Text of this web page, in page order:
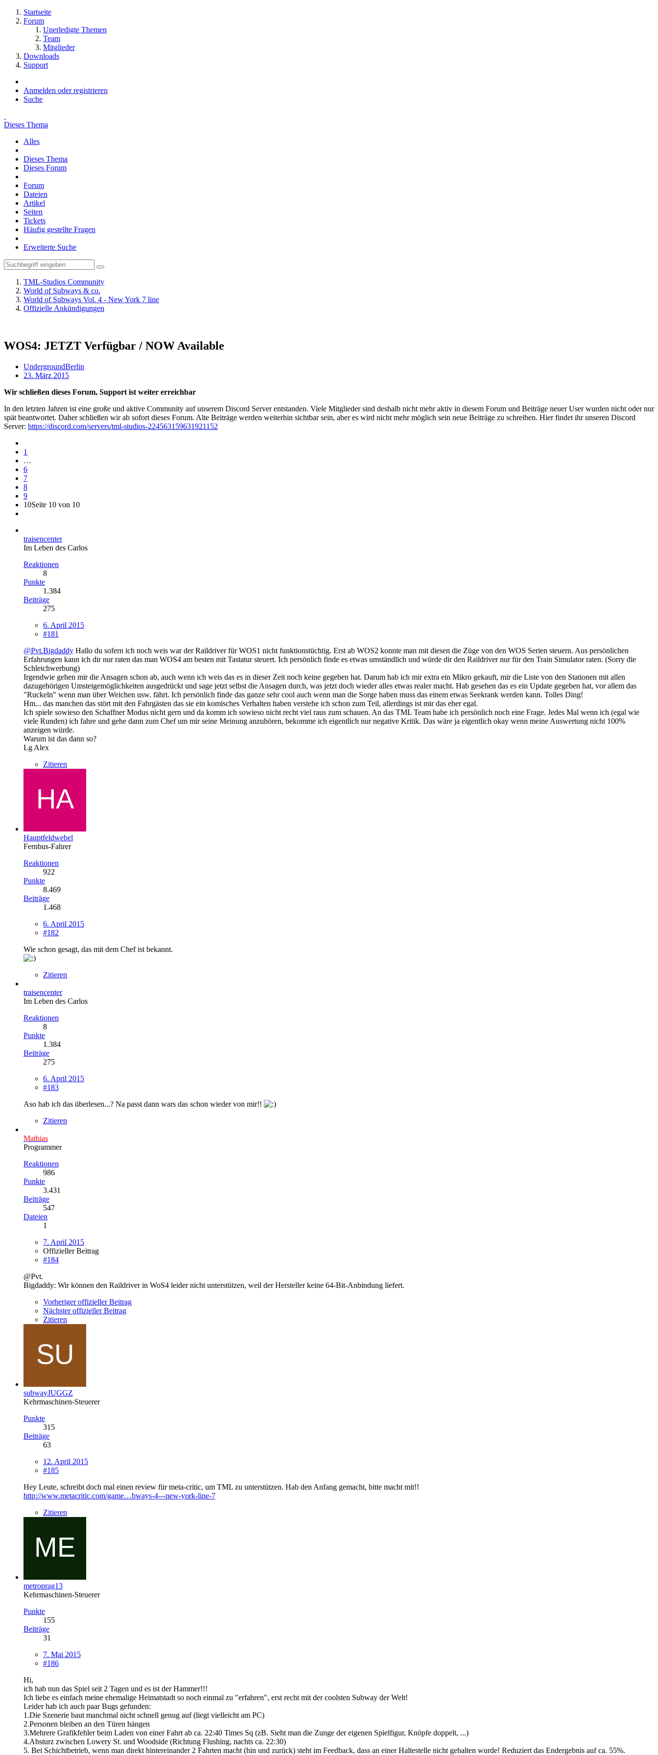
Startseite
Forum
Unerledigte Themen
Team
Mitglieder
Downloads
Support
Anmelden oder registrieren
Suche
Dieses Thema
Alles
Dieses Thema
Dieses Forum
Forum
Dateien
Artikel
Seiten
Tickets
Häufig gestellte Fragen
Erweiterte Suche
TML-Studios Community
World of Subways & co.
World of Subways Vol. 4 - New York 7 line
Offizielle Ankündigungen
WOS4: JETZT Verfügbar / NOW Available
UndergroundBerlin
23. März 2015
Wir schließen dieses Forum, Support ist weiter erreichbar
In den letzten Jahren ist eine große und aktive Community auf unserem Discord Server entstanden. Viele Mitglieder sind deshalb nicht mehr aktiv in diesem Forum und Beiträge neuer User wurden nicht oder nur
spät beantwortet. Daher schließen wir ab sofort dieses Forum. Alte Beiträge werden weiterhin sichtbar sein, aber es wird nicht mehr möglich sein neue Beiträge zu schreiben. Hier findet ihr unseren Discord
Server: https://discord.com/servers/tml-studios-224563159631921152
1
…
6
7
8
9
10Seite 10 von 10
traisencenter
Im Leben des Carlos
Reaktionen
8
Punkte
1.384
Beiträge
275
6. April 2015
#181
@Pvt.Bigdaddy Hallo du sofern ich noch weis war der Raildriver für WOS1 nicht funktionstüchtig. Erst ab WOS2 konnte man mit diesen die Züge von den WOS Serien steuern. Aus persönlichen
Erfahrungen kann ich dir nur raten das man WOS4 am besten mit Tastatur steuert. Ich persönlich finde es etwas umständlich und würde dir den Raildriver nur für den Train Simulator raten. (Sorry die
Schleichwerbung)
Irgendwie gehen mir die Ansagen schon ab, auch wenn ich weis das es in dieser Zeit noch keine gegeben hat. Darum hab ich mir extra ein Mikro gekauft, mir die Liste von den Stationen mit allen
dazugehörigen Umsteigemöglichkeiten ausgedrückt und sage jetzt selbst die Ansagen durch, was jetzt doch wieder alles etwas realer macht. Hab gesehen das es ein Update gegeben hat, vor allem das
"Ruckeln" wenn man über Weichen usw. fährt. Ich persönlich finde das ganze sehr cool auch wenn man die Sorge haben muss das einem etwas Seekrank werden kann. Tolles Ding!
Hm... das manchen das stört mit den Fahrgästen das sie ein komisches Verhalten haben verstehe ich schon zum Teil, allerdings ist mir das eher egal.
Ich spiele sowieso den Schaffner Modus nicht gern und da komm ich sowieso nicht recht viel raus zum schauen. An das TML Team habe ich persönlich noch eine Frage. Jedes Mal wenn ich (egal wie
viele Runden) ich fahre und gehe dann zum Chef um mir seine Meinung anzuhören, bekomme ich eigentlich nur negative Kritik. Das wäre ja eigentlich okay wenn meine Auswertung nicht 100%
anzeigen würde.
Warum ist das dann so?
Lg Alex
Zitieren
Hauptfeldwebel
Fernbus-Fahrer
Reaktionen
922
Punkte
8.469
Beiträge
1.468
6. April 2015
#182
Wie schon gesagt, das mit dem Chef ist bekannt.
Zitieren
traisencenter
Im Leben des Carlos
Reaktionen
8
Punkte
1.384
Beiträge
275
6. April 2015
#183
Aso hab ich das überlesen...? Na passt dann wars das schon wieder von mir!!
Zitieren
Mathias
Programmer
Reaktionen
986
Punkte
3.431
Beiträge
547
Dateien
1
7. April 2015
Offizieller Beitrag
#184
@Pvt.
Bigdaddy: Wir können den Raildriver in WoS4 leider nicht unterstützen, weil der Hersteller keine 64-Bit-Anbindung liefert.
Vorheriger offizieller Beitrag
Nächster offizieller Beitrag
Zitieren
subwayJUGGZ
Kehrmaschinen-Steuerer
Punkte
315
Beiträge
63
12. April 2015
#185
Hey Leute, schreibt doch mal einen review für meta-critic, um TML zu unterstützen. Hab den Anfang gemacht, bitte macht mit!!
http://www.metacritic.com/game…bways-4---new-york-line-7
Zitieren
metroprag13
Kehrmaschinen-Steuerer
Punkte
155
Beiträge
31
7. Mai 2015
#186
Hi,
ich hab nun das Spiel seit 2 Tagen und es ist der Hammer!!!
Ich liebe es einfach meine ehemalige Heimatstadt so noch einmal zu "erfahren", erst recht mit der coolsten Subway der Welt!
Leider hab ich auch paar Bugs gefunden:
1.Die Szenerie baut manchmal nicht schnell genug auf (liegt vielleicht am PC)
2.Personen bleiben an den Türen hängen
3.Mehrere Grafikfehler beim Laden von einer Fahrt ab ca. 22:40 Times Sq (zB. Sieht man die Zunge der eigenen Spielfigur, Knöpfe doppelt, ...)
4.Absturz zwischen Lowery St. und Woodside (Richtung Flushing, nachts ca. 22:30)
5. Bei Schichtbetrieb, wenn man direkt hintereinander 2 Fahrten macht (hin und zurück) steht im Feedback, dass an einer Haltestelle nicht gehalten wurde! Reduziert das Endergebnis auf ca. 55%.